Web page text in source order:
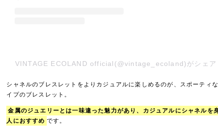
VINTAGE ECOLAND official(@vintage_ecoland)がシェア
シャネルのブレスレットをよりカジュアルに楽しめるのが、スポーティ
イプのブレスレット。
金属のジュエリーとは一味違った魅力があり、カジュアルにシャネルを
人におすすめ です。